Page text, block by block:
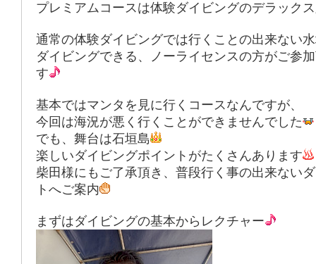
プレミアムコースは体験ダイビングのデラック
通常の体験ダイビングでは行くことの出来ない
ダイビングできる、ノーライセンスの方がご参
す
基本ではマンタを見に行くコースなんですが、
今回は海況が悪く行くことができませんでした
でも、舞台は石垣島
楽しいダイビングポイントがたくさんあります
柴田様にもご了承頂き、普段行く事の出来ない
トへご案内
まずはダイビングの基本からレクチャー